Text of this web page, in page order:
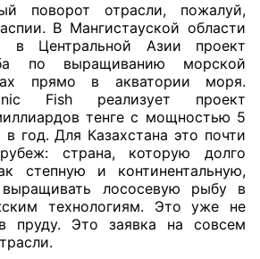
поворот отрасли, пожалуй,
В Мангистауской области
в Центральной Азии проект
по выращиванию морской
прямо в акватории моря.
Fish реализует проект
тенге с мощностью 5
год. Для Казахстана это почти
страна, которую долго
степную и континентальную,
лососевую рыбу в
технологиям. Это уже не
пруду. Это заявка на совсем